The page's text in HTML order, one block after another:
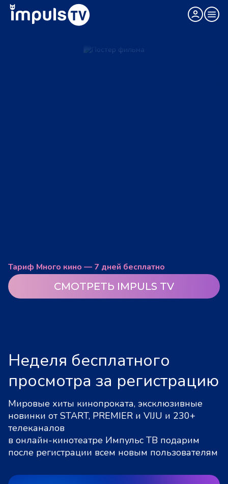
Тариф Много кино — 7 дней бесплатно
СМОТРЕТЬ IMPULS TV
Неделя бесплатного
просмотра за регистрацию
Мировые хиты кинопроката, эксклюзивные
новинки от START, PREMIER и VIJU и 230+
телеканалов
в онлайн-кинотеатре Импульс ТВ подарим
после регистрации всем новым пользователям